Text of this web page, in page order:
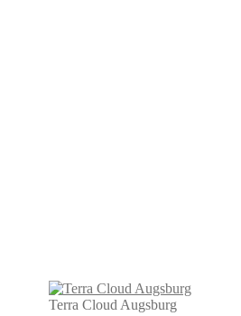
Terra Cloud Augsburg